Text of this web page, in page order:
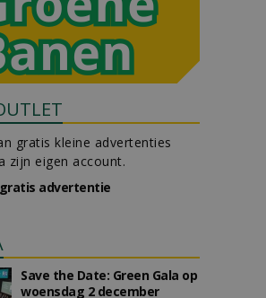
gratis kleine advertenties
zijn eigen account.
advertentie
Save the Date: Green Gala op
woensdag 2 december